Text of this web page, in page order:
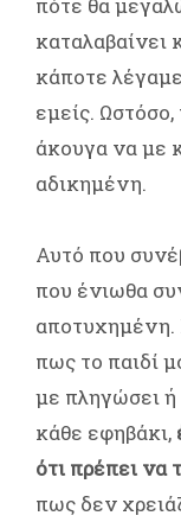
καταλαβαίνει
κάποτε
εμείς.
άκουγα να με
αδικημένη.
Αυτό που
που ένιωθα
αποτυχημένη.
πως το παιδί
με πληγώσει ή
κάθε εφηβάκι,
ότι πρέπει
πως δεν